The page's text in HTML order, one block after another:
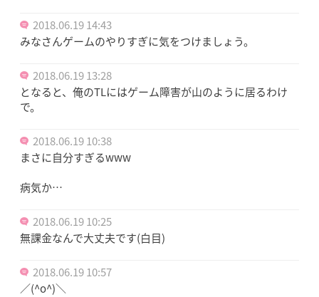
2018.06.19 14:43
みなさんゲームのやりすぎに気をつけましょう。
2018.06.19 13:28
となると、俺のTLにはゲーム障害が山のように居るわけ
で。
2018.06.19 10:38
まさに自分すぎるwww
病気か…
2018.06.19 10:25
無課金なんで大丈夫です(白目)
2018.06.19 10:57
／(^o^)＼